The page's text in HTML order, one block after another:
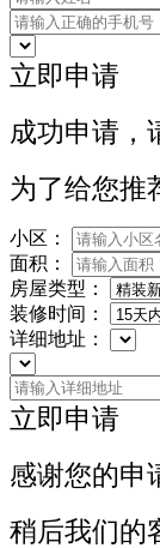
立即申请
成功申请，
为了给您推
小区：
面积：
房屋类型：
装修时间：
详细地址：
立即申请
感谢您的申
稍后我们的